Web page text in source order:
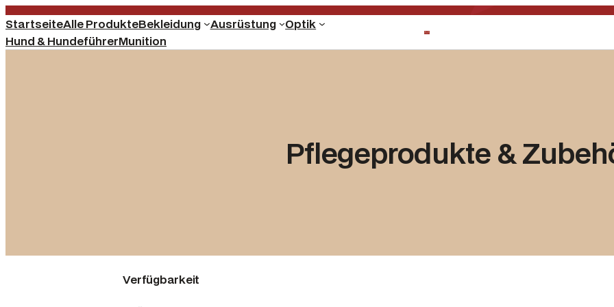
StartseiteAlle ProdukteBekleidung Ausrüstung
Optik
Hund & HundeführerMunition
Pflegeprodukte &
Verfügbarkeit